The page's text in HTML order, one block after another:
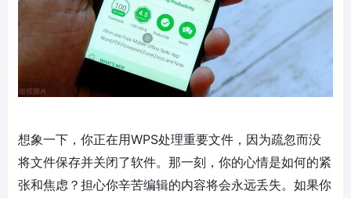
想象一下，你正在用WPS处理重要文件，因为疏忽而没
将文件保存并关闭了软件。那一刻，你的心情是如何的紧
张和焦虑？担心你辛苦编辑的内容将会永远丢失。如果你